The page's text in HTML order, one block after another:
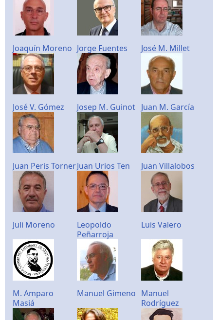
Joaquín Moreno Jorge Fuentes José M. Millet
José V. Gómez Josep M. Guinot Juan M. García
Juan Peris TornerJuan Urios Ten Juan Villalobos
Juli Moreno
Leopoldo
Peñarroja
Luis Valero
M. Amparo
Masiá
Manuel Gimeno Manuel
Rodríguez